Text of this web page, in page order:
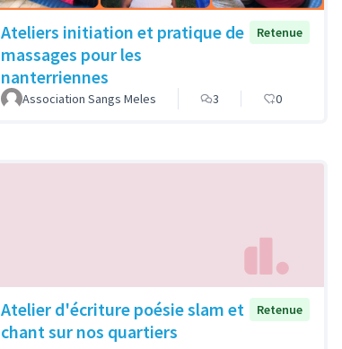
Ateliers initiation et pratique de
massages pour les
nanterriennes
Retenue
Association Sangs Meles 3 0
Atelier d'écriture poésie slam et
chant sur nos quartiers
Retenue